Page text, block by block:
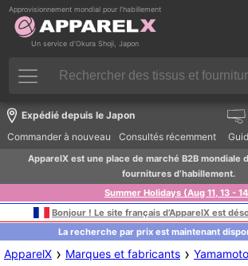
Approvisionnement mondial pour l’habillement
Un service d’Okura Shoji, Japon
Expédié depuis le Japon
Commander à nouveau
Consultés récemment
ApparelX est une place de marché B2B mondiale
fournitures d’habillement.
Summer Holidays (Aug 11, 13 -
Bonjour ! Le site français d’ApparelX est
La recherche par prix est maintenant
ApparelX › Marques et fabricants ›